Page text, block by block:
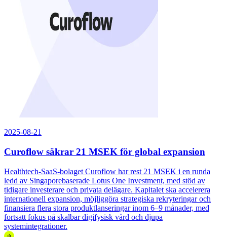
2025-08-21
Curoflow säkrar 21 MSEK för global expansion
Healthtech-SaaS-bolaget Curoflow har rest 21 MSEK i en runda
ledd av Singaporebaserade Lotus One Investment, med stöd av
tidigare investerare och privata delägare. Kapitalet ska accelerera
internationell expansion, möjliggöra strategiska rekryteringar och
finansiera flera stora produktlanseringar inom 6–9 månader, med
fortsatt fokus på skalbar digifysisk vård och djupa
systemintegrationer.